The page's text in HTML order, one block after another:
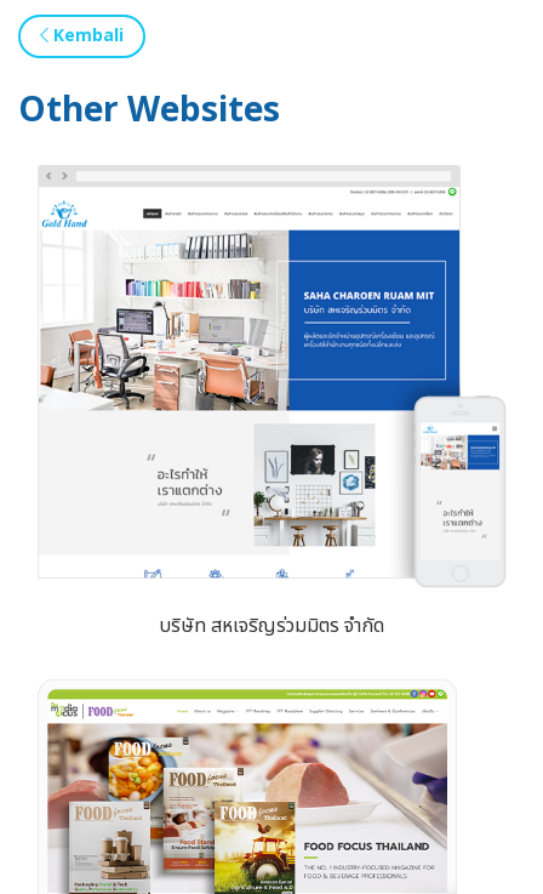
Kembali
Other Websites
บริษัท สหเจริญร่วมมิตร จำกัด